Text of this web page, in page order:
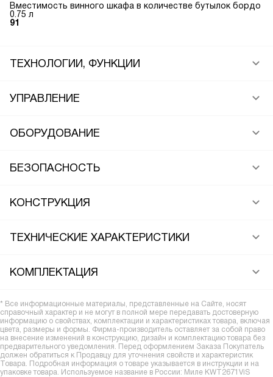
Вместимость винного шкафа в количестве бутылок бордо
0.75 л
91
ТЕХНОЛОГИИ, ФУНКЦИИ
УПРАВЛЕНИЕ
ОБОРУДОВАНИЕ
БЕЗОПАСНОСТЬ
КОНСТРУКЦИЯ
ТЕХНИЧЕСКИЕ ХАРАКТЕРИСТИКИ
КОМПЛЕКТАЦИЯ
* Все информационные материалы, представленные на Сайте, носят
справочный характер и не могут в полной мере передавать достоверную
информацию о свойствах, комплектации и характеристиках товара, включая
цвета, размеры и формы. Фирма-производитель оставляет за собой право
на внесение изменений в конструкцию, дизайн и комплектацию товара без
предварительного уведомления. Перед оформлением Заказа Покупатель
должен обратиться к Продавцу для уточнения свойств и характеристик
Товара. Подробная информация о товаре указывается в инструкции и на
упаковке товара. Используемое название в России: Миле KWT2671ViS